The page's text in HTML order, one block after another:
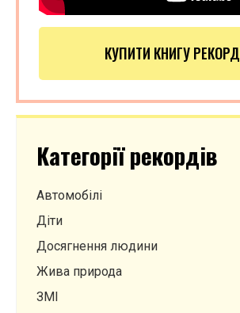
КУПИТИ КНИГУ
Категорії рекордів
Автомобілі
Діти
Досягнення людини
Жива природа
ЗМІ